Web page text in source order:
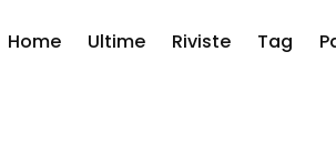
Home Ultime Riviste Tag